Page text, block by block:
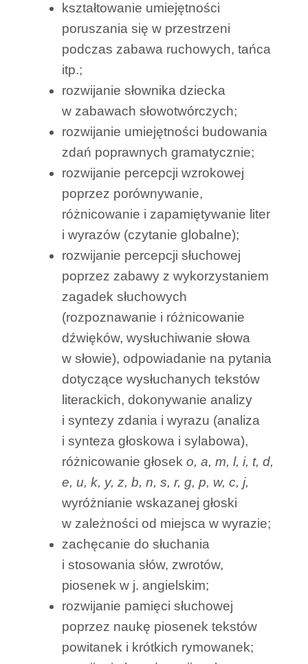
kształtowanie umiejętności
poruszania się w przestrzeni
podczas zabawa ruchowych, tańca
itp.;
rozwijanie słownika dziecka
w zabawach słowotwórczych;
rozwijanie umiejętności budowania
zdań poprawnych gramatycznie;
rozwijanie percepcji wzrokowej
poprzez porównywanie,
różnicowanie i zapamiętywanie liter
i wyrazów (czytanie globalne);
rozwijanie percepcji słuchowej
poprzez zabawy z wykorzystaniem
zagadek słuchowych
(rozpoznawanie i różnicowanie
dźwięków, wysłuchiwanie słowa
w słowie), odpowiadanie na pytania
dotyczące wysłuchanych tekstów
literackich, dokonywanie analizy
i syntezy zdania i wyrazu (analiza
i synteza głoskowa i sylabowa),
różnicowanie głosek o, a, m, l, i, t, d,
e, u, k, y, z, b, n, s, r, g, p, w, c, j,
wyróżnianie wskazanej głoski
w zależności od miejsca w wyrazie;
zachęcanie do słuchania
i stosowania słów, zwrotów,
piosenek w j. angielskim;
rozwijanie pamięci słuchowej
poprzez naukę piosenek tekstów
powitanek i krótkich rymowanek;